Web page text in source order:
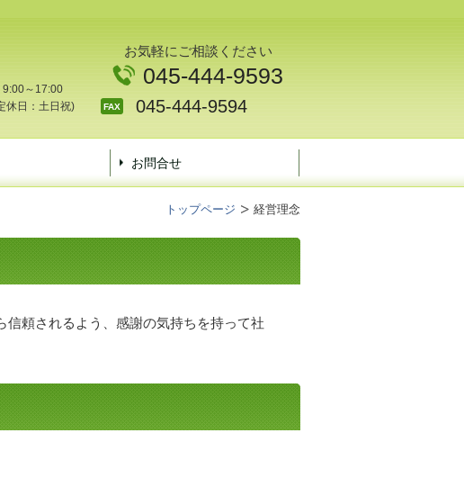
9:00～17:00
日：土日祝)
お気軽にご相談ください
045-444-9593
FAX 045-444-9594
お問合せ
トップページ 経営理念
頼されるよう、感謝の気持ちを持って社